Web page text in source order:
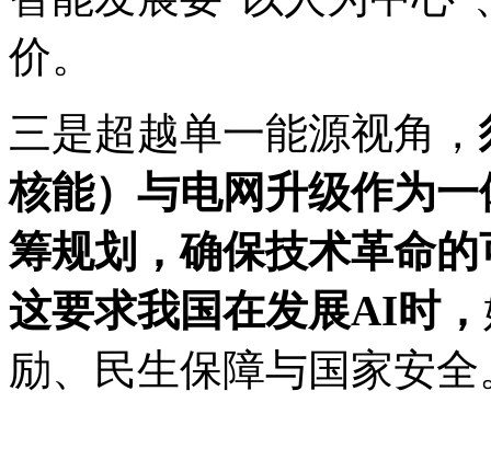
价。
三是超越单一能源视角，
核能）与电网升级作为
筹规划，确保技术革命
这要求我国在发展AI时，
励、民生保障与国家安全